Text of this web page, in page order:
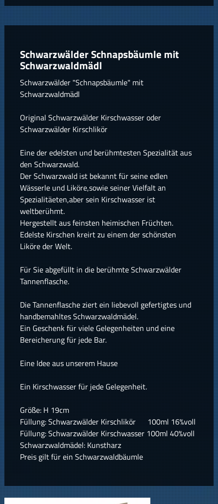
Schwarzwälder Schnapsbäumle mit
Schwarzwaldmädl
Schwarzwälder "Schnapsbäumle" mit
Schwarzwaldmädl
Original Schwarzwälder Kirschwasser oder
Schwarzwälder Kirschlikör
Eine der edelsten und berühmtesten Spezialität aus
den Schwarzwald.
Der Schwarzwald ist bekannt für seine edlen
Wässerle und Liköre,sowie seiner Vielfalt an
Spezialitäeten,aber sein Kirschwasser ist
weltberühmt.
Hergestellt aus feinsten heimischen Früchten.
Edelste Kirschen kreirt zu einem der schönsten
Liköre der Welt.
Für Sie abgefüllt in die berühmte Schwarzwälder
Tannenflasche.
Die Tannenflasche ziert ein liebevoll gefertigtes und
handbemahltes Schwarzwaldmädel.
Ein Geschenk für viele Gelegenheiten und eine
Bereicherung für jede Bar.
Eine Idee aus unserem Hause
Ein Kirschwasser für jede Gelegenheit.
Größe: H 19cm
Füllung: Schwarzwälder Kirschlikör 100ml 16%voll
Füllung: Schwarzwälder Kirschwasser 100ml 40%voll
Schwarzwaldmädel: Kunstharz
Preis gilt für ein Schwarzwaldbäumle